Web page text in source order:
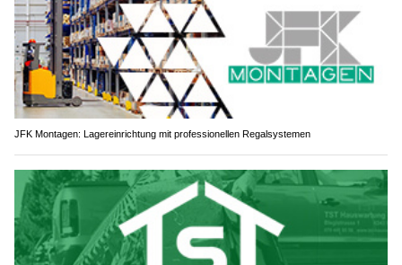
JFK Montagen: Lagereinrichtung mit professionellen Regalsystemen